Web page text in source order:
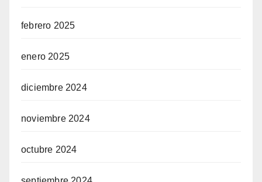
febrero 2025
enero 2025
diciembre 2024
noviembre 2024
octubre 2024